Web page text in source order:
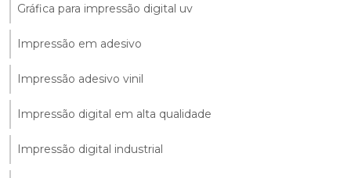
Gráfica para impressão digital uv
Impressão em adesivo
Impressão adesivo vinil
Impressão digital em alta qualidade
Impressão digital industrial